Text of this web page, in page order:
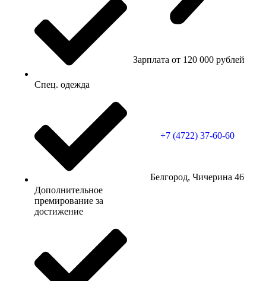
Спец. одежда
Дополнительное
премирование за
достижение
Зарплата от 120 000 рублей
+7 (4722) 37-60-60
Белгород, Чичерина 46